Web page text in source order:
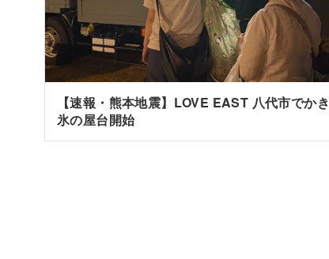
【速報・熊本地震】LOVE EAST 八代市でかき
氷の屋台開始